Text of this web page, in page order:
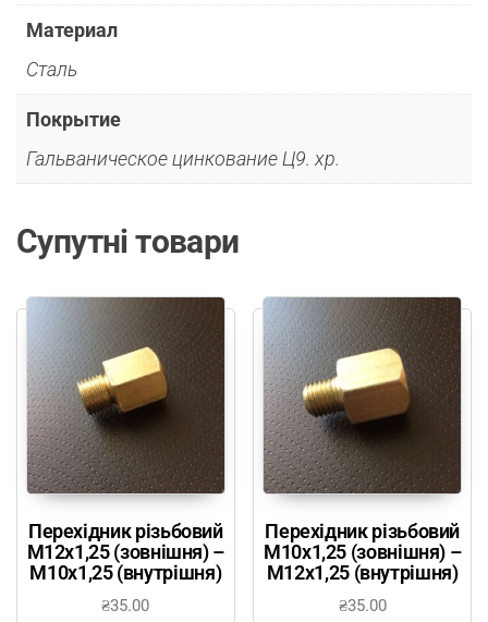
Материал
Сталь
Покрытие
Гальваническое цинкование Ц9. хр.
Супутні товари
Перехідник різьбовий
М12х1,25 (зовнішня) –
М10х1,25 (внутрішня)
₴35.00
Перехідник різьбовий
М10х1,25 (зовнішня) –
М12х1,25 (внутрішня)
₴35.00